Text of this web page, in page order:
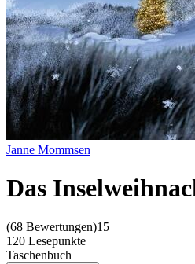
Janne Mommsen
Das
(68 Bewertungen)15
120 Lesepunkte
Taschenbuch